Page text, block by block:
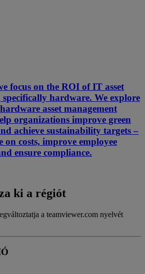
focus on the ROI of IT asset
specifically hardware. We explore
asset management
organizations improve green
achieve sustainability targets –
on costs, improve employee
ensure compliance.
ki a régiót
a teamviewer.com nyelvét